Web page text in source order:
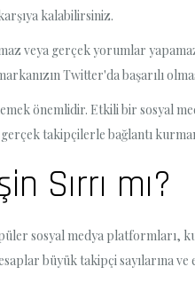
kalabilirsiniz.
veya gerçek yorumlar
Twitter'da başarılı
önemlidir. Etkili bir sosyal
takipçilerle bağlantı
Sırrı mı?
sosyal medya platformları,
büyük takipçi sayılarına ve